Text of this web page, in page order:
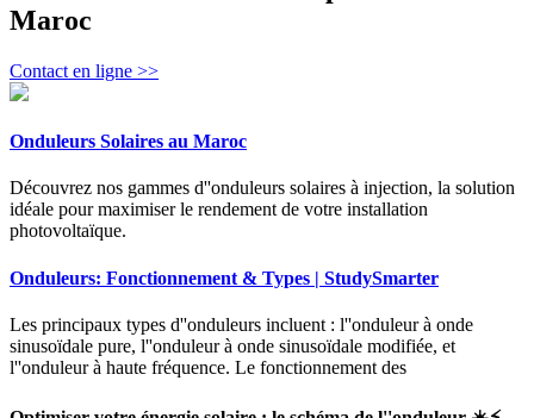
Maroc
Contact en ligne >>
Onduleurs Solaires au Maroc
Découvrez nos gammes d''onduleurs solaires à injection, la solution
idéale pour maximiser le rendement de votre installation
photovoltaïque.
Onduleurs: Fonctionnement & Types | StudySmarter
Les principaux types d''onduleurs incluent : l''onduleur à onde
sinusoïdale pure, l''onduleur à onde sinusoïdale modifiée, et
l''onduleur à haute fréquence. Le fonctionnement des